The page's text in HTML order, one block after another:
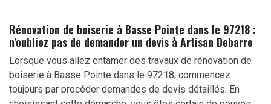
Rénovation de boiserie à Basse Pointe dans le 97218 :
n’oubliez pas de demander un devis à Artisan Debarre
Lorsque vous allez entamer des travaux de rénovation de
boiserie à Basse Pointe dans le 97218, commencez
toujours par procéder demandes de devis détaillés. En